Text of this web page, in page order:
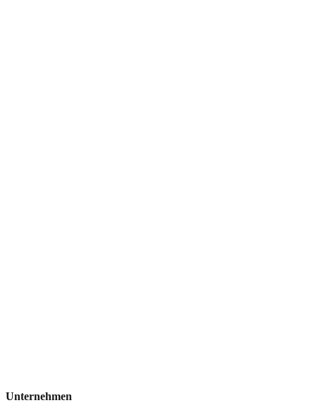
Unternehmen